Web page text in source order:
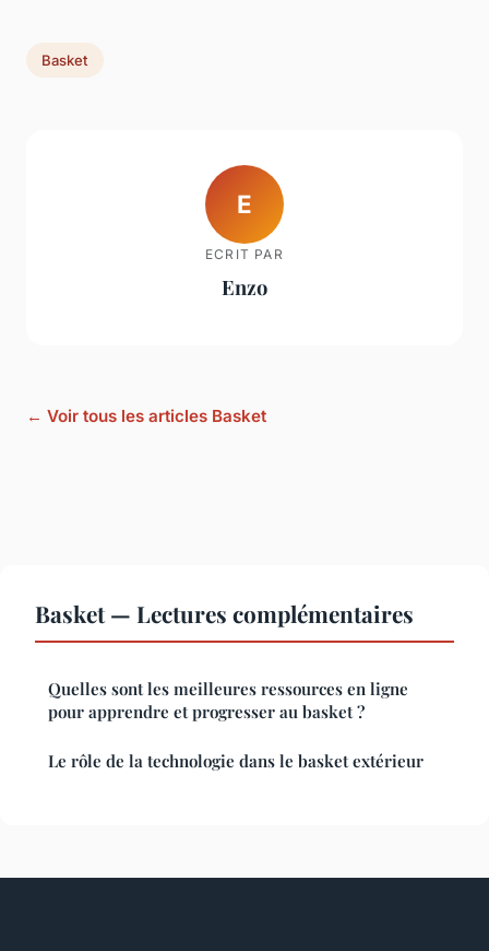
Basket
E
ECRIT PAR
Enzo
← Voir tous les articles Basket
Basket — Lectures complémentaires
Quelles sont les meilleures ressources en ligne
pour apprendre et progresser au basket ?
Le rôle de la technologie dans le basket extérieur